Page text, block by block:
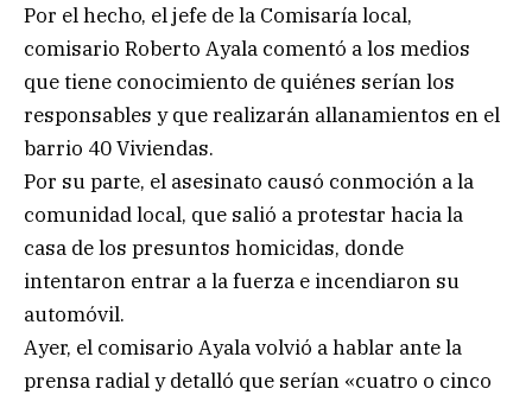
Por el hecho, el jefe de la Comisaría local,
comisario Roberto Ayala comentó a los medios
que tiene conocimiento de quiénes serían los
responsables y que realizarán allanamientos en el
barrio 40 Viviendas.
Por su parte, el asesinato causó conmoción a la
comunidad local, que salió a protestar hacia la
casa de los presuntos homicidas, donde
intentaron entrar a la fuerza e incendiaron su
automóvil.
Ayer, el comisario Ayala volvió a hablar ante la
prensa radial y detalló que serían «cuatro o cinco